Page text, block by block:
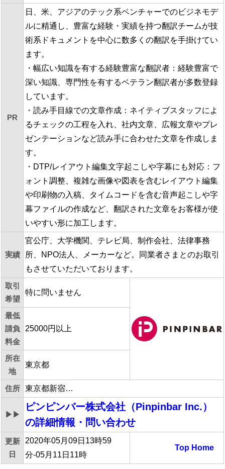
PR
日、米、アジアのテック系ベンチャーでのビジネモデ
ルに精通し、豊富な経験・実績を持つ翻訳チームが技
術系ドキュメントを中心に数多くの翻訳を手掛けてい
ます。
・幅広い知識を有する経験豊富な翻訳者：経験豊富で
深い知識、専門性を有するベテラン翻訳者が多数登録
しています。
・読み手目線での文章作成：ネイティブスタッフによ
るチェックの工程を入れ、社内文章、広報文章やプレ
ゼンテーションなど読み手に合わせた文章を作成しま
す。
・DTP/レイアウト編集文字起こしや字幕にも対応：フ
ォント調整、複雑な画像や図表を含むレイアウト編集
や印刷物の入稿、タイムコードを含む音声起こしや字
幕ファイルの作成など、翻訳された文章をお客様が使
いやすい形に加工します。
実績
官公庁、大学機関、テレビ局、制作会社、法律事務
所、NPO法人、メーカーなど。同業者さまとのお取引
もさせていただいております。
取引
希望
特に問いません
最低
請負
料金
25000円以上
所在
地
東京都
住所 東京都新宿…
▶▶
ピンピンバー株式会社（Pinpinbar Inc.）
の詳細情報・問い合わせ
更新
日
2020年05月09日13時59
分-05月11日11時
Top Home